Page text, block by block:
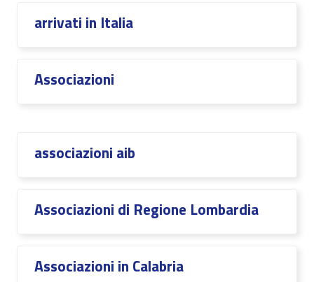
arrivati in Italia
Associazioni
associazioni aib
Associazioni di Regione Lombardia
Associazioni in Calabria